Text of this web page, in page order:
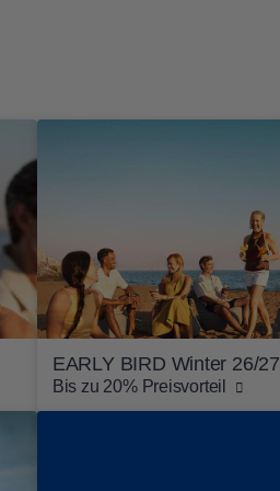
EARLY BIRD Winter 26/27
Bis zu 20% Preisvorteil